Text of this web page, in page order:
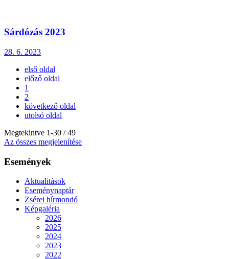
Sárdózás 2023
28. 6. 2023
első oldal
előző oldal
1
2
következő oldal
utolsó oldal
Megtekintve 1-30 / 49
Az összes megjelenítése
Események
Aktualitások
Eseménynaptár
Zsérei hírmondó
Képgaléria
2026
2025
2024
2023
2022